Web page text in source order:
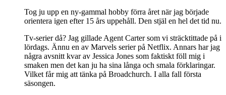
Tog ju upp en ny-gammal hobby förra året när jag började
orientera igen efter 15 års uppehåll. Den stjäl en hel det tid nu.
Tv-serier då? Jag gillade Agent Carter som vi sträcktittade på i
lördags. Ännu en av Marvels serier på Netflix. Annars har jag
några avsnitt kvar av Jessica Jones som faktiskt föll mig i
smaken men det kan ju ha sina långa och smala förklaringar.
Vilket får mig att tänka på Broadchurch. I alla fall första
säsongen.